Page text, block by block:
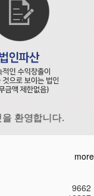
환영합니다.
more
9662
10287